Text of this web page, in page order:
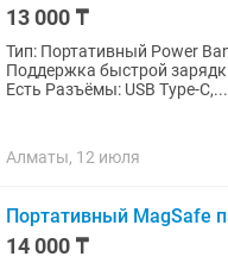
13 000 ₸
Тип: Портативный Power
Поддержка быстрой
Есть Разъёмы: USB Type-C,...
Алматы, 12 июля
Портативный MagSafe
14 000 ₸